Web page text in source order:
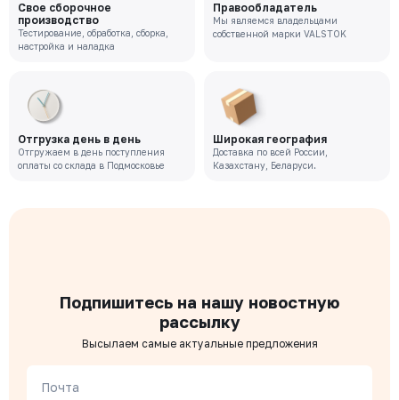
Свое сборочное
производство
Тестирование, обработка, сборка,
настройка и наладка
Правообладатель
Мы являемся владельцами
собственной марки VALSTOK
Отгрузка день в день
Отгружаем в день поступления
оплаты со склада в Подмосковье
Широкая география
Доставка по всей России,
Казахстану, Беларуси.
Подпишитесь на нашу новостную
рассылку
Высылаем самые актуальные предложения
Почта